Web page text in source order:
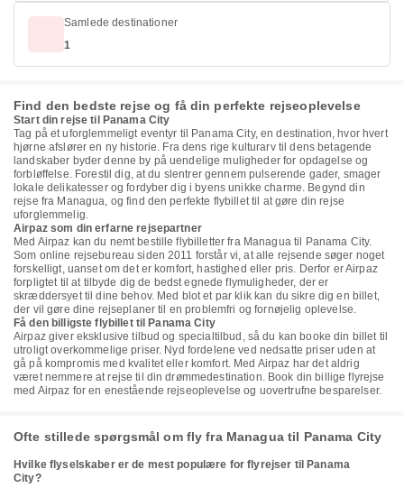
Samlede destinationer
1
Find den bedste rejse og få din perfekte rejseoplevelse
Start din rejse til Panama City
Tag på et uforglemmeligt eventyr til Panama City, en destination, hvor hvert
hjørne afslører en ny historie. Fra dens rige kulturarv til dens betagende
landskaber byder denne by på uendelige muligheder for opdagelse og
forbløffelse. Forestil dig, at du slentrer gennem pulserende gader, smager
lokale delikatesser og fordyber dig i byens unikke charme. Begynd din
rejse fra Managua, og find den perfekte flybillet til at gøre din rejse
uforglemmelig.
Airpaz som din erfarne rejsepartner
Med Airpaz kan du nemt bestille flybilletter fra Managua til Panama City.
Som online rejsebureau siden 2011 forstår vi, at alle rejsende søger noget
forskelligt, uanset om det er komfort, hastighed eller pris. Derfor er Airpaz
forpligtet til at tilbyde dig de bedst egnede flymuligheder, der er
skræddersyet til dine behov. Med blot et par klik kan du sikre dig en billet,
der vil gøre dine rejseplaner til en problemfri og fornøjelig oplevelse.
Få den billigste flybillet til Panama City
Airpaz giver eksklusive tilbud og specialtilbud, så du kan booke din billet til
utroligt overkommelige priser. Nyd fordelene ved nedsatte priser uden at
gå på kompromis med kvalitet eller komfort. Med Airpaz har det aldrig
været nemmere at rejse til din drømmedestination. Book din billige flyrejse
med Airpaz for en enestående rejseoplevelse og uovertrufne besparelser.
Ofte stillede spørgsmål om fly fra Managua til Panama City
Hvilke flyselskaber er de mest populære for flyrejser til Panama
City?